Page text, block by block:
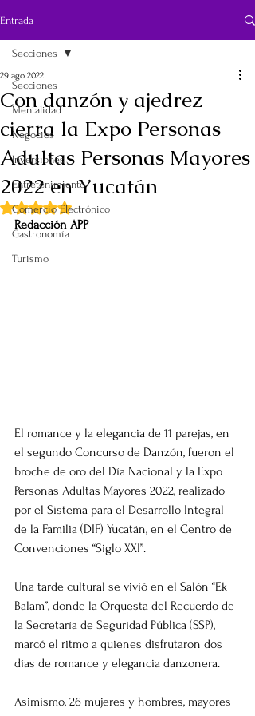
Entrada
Secciones
Mentalidad
Negocios
Inversiones
Entretenimiento
Comercio Electrónico
Gastronomía
Turismo
Secciones
Con danzón y ajedrez
cierra la Expo Personas
Adultas Personas Mayores
2022 en Yucatán
29 ago 2022
Obtuvo NaN de 5 estrellas.
Redacción APP
El romance y la elegancia de 11 parejas, en
el segundo Concurso de Danzón, fueron el
broche de oro del Día Nacional y la Expo
Personas Adultas Mayores 2022, realizado
por el Sistema para el Desarrollo Integral
de la Familia (DIF) Yucatán, en el Centro de
Convenciones “Siglo XXI”.
Una tarde cultural se vivió en el Salón “Ek
Balam”, donde la Orquesta del Recuerdo de
la Secretaría de Seguridad Pública (SSP),
marcó el ritmo a quienes disfrutaron dos
días de romance y elegancia danzonera.
Asimismo, 26 mujeres y hombres, mayores